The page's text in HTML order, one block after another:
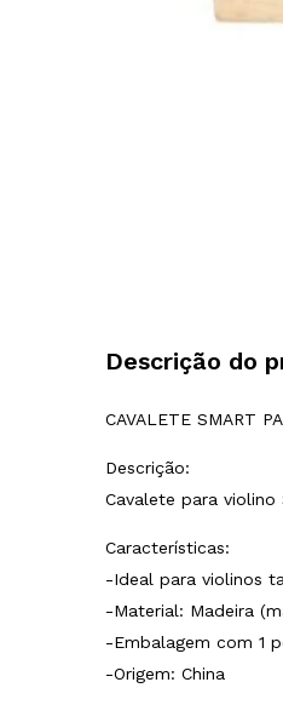
Descrição do
CAVALETE SMART
Descrição:
Cavalete para
Características:
-Ideal para violinos
-Material: Madeira
-Embalagem com 1
-Origem: China